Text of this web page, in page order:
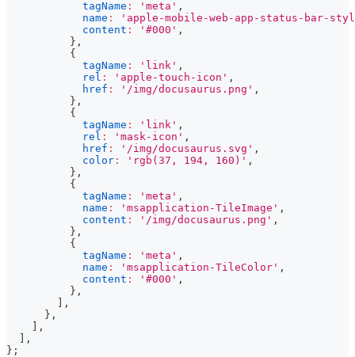
tagName : 'meta' ,
name :
'apple-mobile-web-app-status-bar-
content : '#000' ,
} ,
{
tagName : 'link' ,
rel : 'apple-touch-icon' ,
href : '/img/docusaurus.png' ,
} ,
{
tagName : 'link' ,
rel : 'mask-icon' ,
href : '/img/docusaurus.svg' ,
color : 'rgb(37, 194, 160)' ,
} ,
{
tagName : 'meta' ,
name : 'msapplication-TileImage' ,
content : '/img/docusaurus.png' ,
} ,
{
tagName : 'meta' ,
name : 'msapplication-TileColor' ,
content : '#000' ,
} ,
] ,
} ,
] ,
] ,
} ;